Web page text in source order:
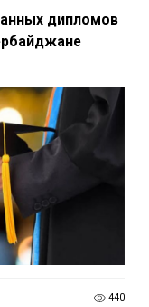
дипломов
440